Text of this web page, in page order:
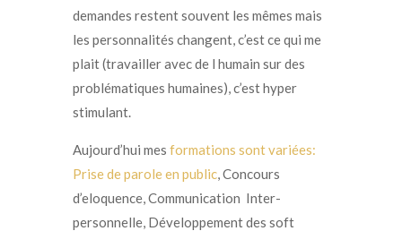
demandes restent souvent les mêmes mais
les personnalités changent, c’est ce qui me
plait (travailler avec de l humain sur des
problématiques humaines), c’est hyper
stimulant.
Aujourd’hui mes formations sont variées:
Prise de parole en public,Concours
d’eloquence,Communication Inter-
personnelle, Développement des soft